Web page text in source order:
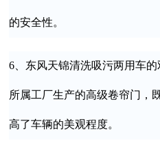
的安全性。
6、东风天锦清洗吸污两用车
所属工厂生产的高级卷帘门，
高了车辆的美观程度。